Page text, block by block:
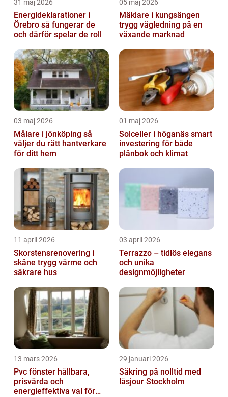
31 maj 2026
Energideklarationer i
Örebro så fungerar de
och därför spelar de roll
05 maj 2026
Mäklare i kungsängen
trygg vägledning på en
växande marknad
03 maj 2026
Målare i jönköping så
väljer du rätt hantverkare
för ditt hem
01 maj 2026
Solceller i höganäs smart
investering för både
plånbok och klimat
11 april 2026
Skorstensrenovering i
skåne trygg värme och
säkrare hus
03 april 2026
Terrazzo – tidlös elegans
och unika
designmöjligheter
13 mars 2026
Pvc fönster hållbara,
prisvärda och
energieffektiva val för
29 januari 2026
Säkring på nolltid med
låsjour Stockholm